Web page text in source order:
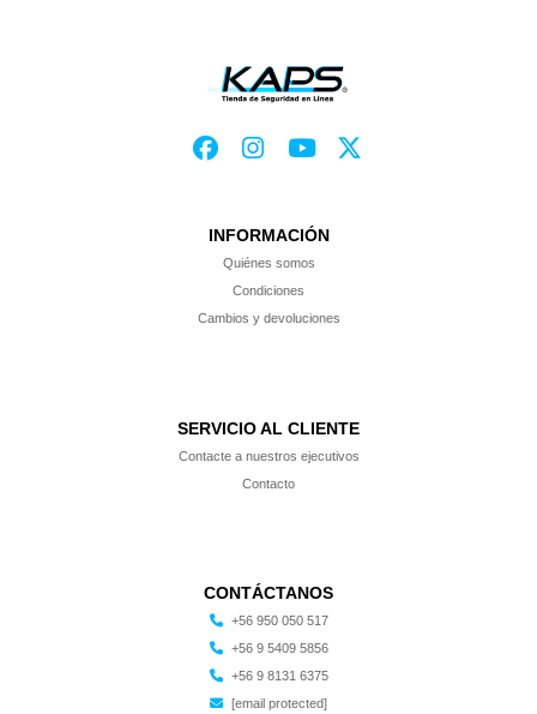
INFORMACIÓN
Quiénes somos
Condiciones
Cambios y devoluciones
SERVICIO AL CLIENTE
Contacte a nuestros ejecutivos
Contacto
CONTÁCTANOS
+56 950 050 517
+56 9 5409 5856
+56 9 8131 6375
[email protected]